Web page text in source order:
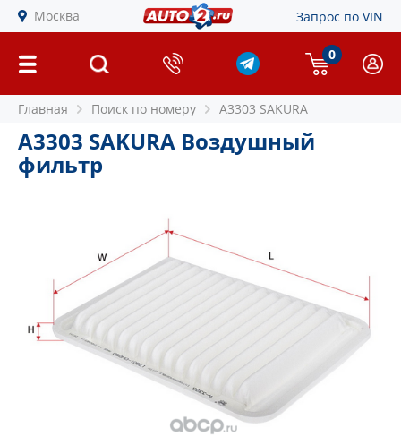
Москва Запрос по VIN
0
Главная Поиск по номеру A3303 SAKURA
A3303 SAKURA Воздушный
фильтр